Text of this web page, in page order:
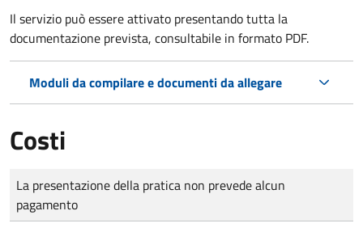
Il servizio può essere attivato presentando tutta la
documentazione prevista, consultabile in formato PDF.
Moduli da compilare e documenti da allegare
Costi
Tipo di pagamento
Importo
La presentazione della pratica non prevede alcun
pagamento